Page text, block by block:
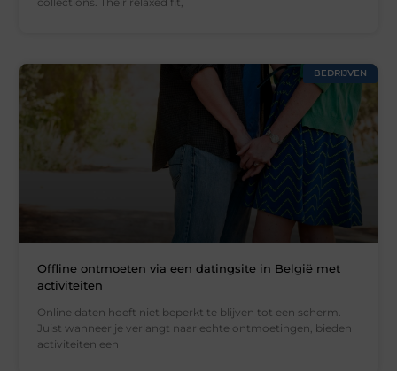
BEDRIJVEN
Offline ontmoeten via een datingsite in België met
activiteiten
Online daten hoeft niet beperkt te blijven tot een scherm.
Juist wanneer je verlangt naar echte ontmoetingen, bieden
activiteiten een